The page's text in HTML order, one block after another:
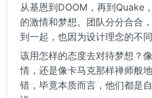
从基恩到DOOM，再到Quake
的激情和梦想。团队分分合合
到一起，也因为设计理念的不同
该用怎样的态度去对待梦想？
情，还是像卡马克那样禅师般
错，毕竟本质而言，他们都是